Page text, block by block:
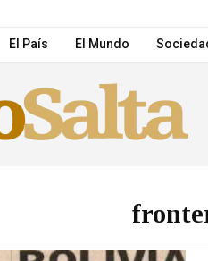
Desde la próxima semana la
El País El Mundo